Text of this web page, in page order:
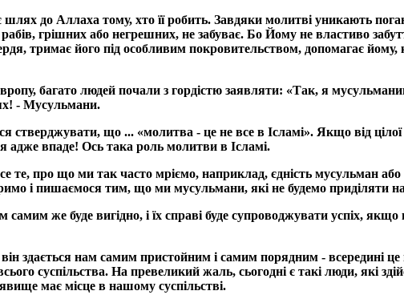
до Аллаха тому, хто її робить. Завдяки молитві уникають
грішних або негрешних, не забуває. Бо Йому не властиво
тримає його під особливим покровительством, допомагає
багато людей почали з гордістю заявляти: «Так, я
- Мусульмани.
що ... «молитва - це не все в Ісламі». Якщо від цілої
адже впаде! Ось така роль молитви в Ісламі.
про що ми так часто мріємо, наприклад, єдність мусульман або
і пишаємося тим, що ми мусульмани, які не будемо приділяти
же буде вигідно, і їх справі буде супроводжувати успіх,
здається нам самим пристойним і самим порядним - всередині
суспільства. На превеликий жаль, сьогодні є такі люди, які
має місце в нашому суспільстві.